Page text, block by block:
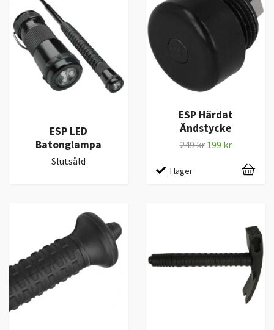
ESP LED
Batonglampa
Slutsåld
ESP Härdat
Ändstycke
249 kr 199 kr
I lager